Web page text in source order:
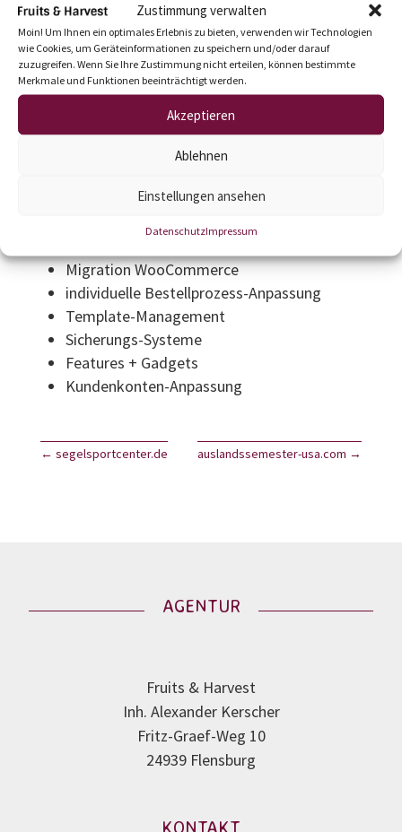
Zustimmung verwalten
Moin! Um Ihnen ein optimales Erlebnis zu bieten, verwenden wir Technologien
wie Cookies, um Geräteinformationen zu speichern und/oder darauf
zuzugreifen. Wenn Sie Ihre Zustimmung nicht erteilen, können bestimmte
Merkmale und Funktionen beeinträchtigt werden.
Akzeptieren
Ablehnen
Einstellungen ansehen
DatenschutzImpressum
Migration WooCommerce
individuelle Bestellprozess-Anpassung
Template-Management
Sicherungs-Systeme
Features + Gadgets
Kundenkonten-Anpassung
← segelsportcenter.de auslandssemester-usa.com →
AGENTUR
Fruits & Harvest
Inh. Alexander Kerscher
Fritz-Graef-Weg 10
24939 Flensburg
KONTAKT